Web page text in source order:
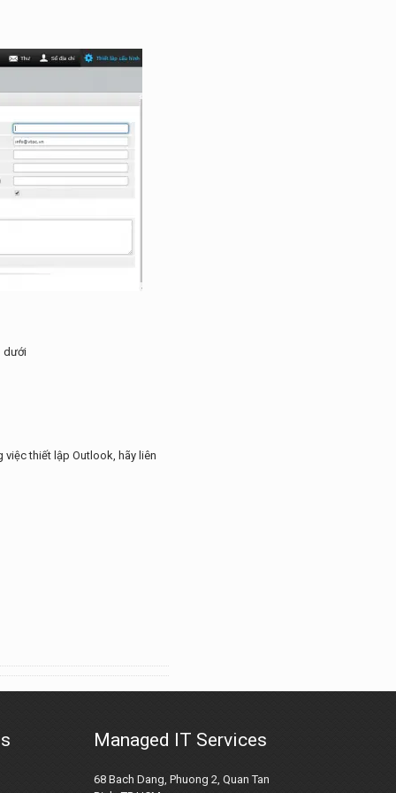
dưới
thiết lập Outlook, hãy liên
Managed IT Services
68 Bach Dang, Phuong 2, Quan Tan